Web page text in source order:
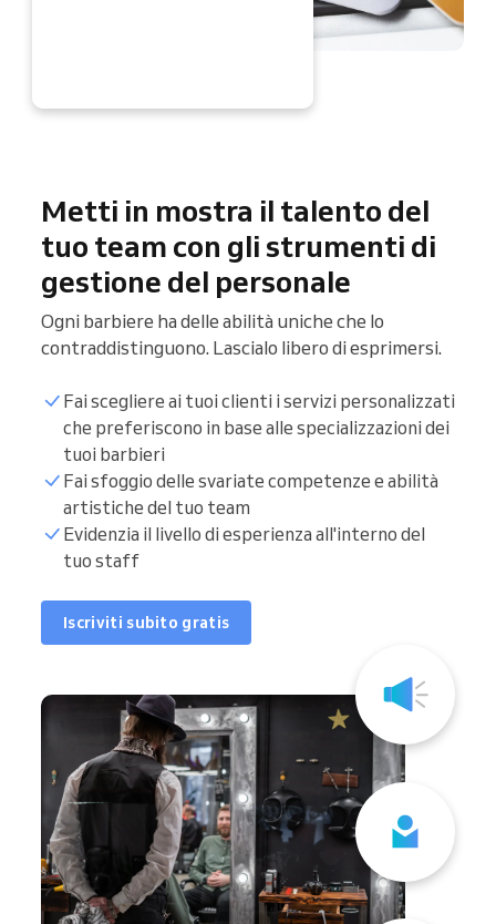
Metti in mostra il talento del
tuo team con gli strumenti di
gestione del personale
Ogni barbiere ha delle abilità uniche che lo
contraddistinguono. Lascialo libero di esprimersi.
Fai scegliere ai tuoi clienti i servizi personalizzati
che preferiscono in base alle specializzazioni dei
tuoi barbieri
Fai sfoggio delle svariate competenze e abilità
artistiche del tuo team
Evidenzia il livello di esperienza all'interno del
tuo staff
Iscriviti subito gratis